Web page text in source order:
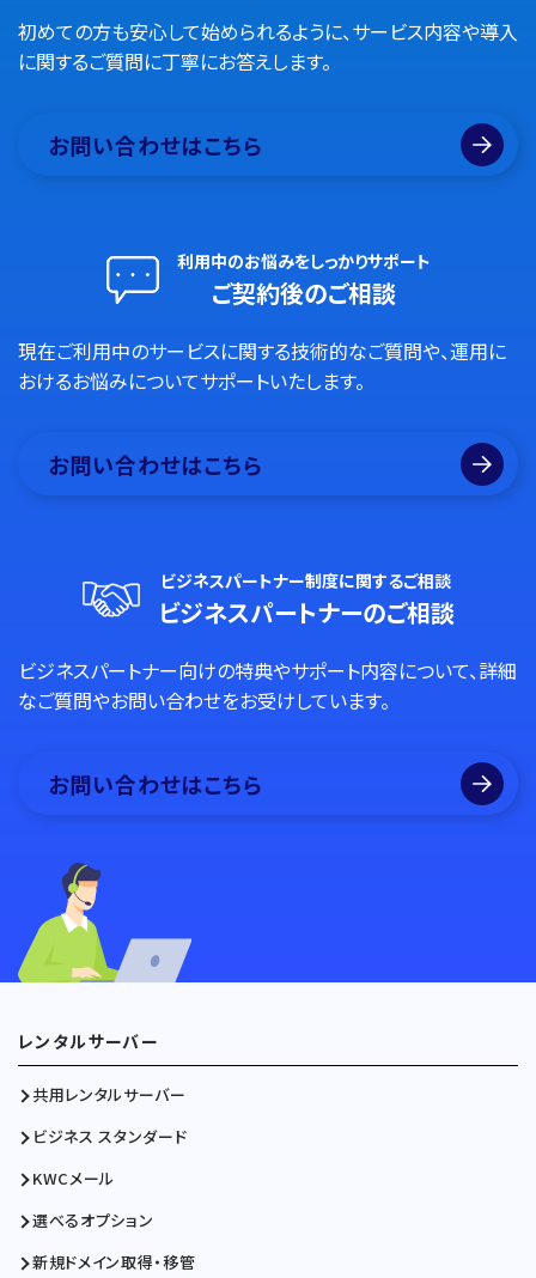
初めての方も安心して始められるように、サービス内容や導入
に関するご質問に丁寧にお答えします。
お問い合わせはこちら
利用中のお悩みをしっかりサポート
ご契約後のご相談
現在ご利用中のサービスに関する技術的なご質問や、運用に
おけるお悩みについてサポートいたします。
お問い合わせはこちら
ビジネスパートナー制度に関するご相談
ビジネスパートナーのご相談
ビジネスパートナー向けの特典やサポート内容について、詳細
なご質問やお問い合わせをお受けしています。
お問い合わせはこちら
レンタルサーバー
共用レンタルサーバー
ビジネス スタンダード
KWCメール
選べるオプション
新規ドメイン取得・移管